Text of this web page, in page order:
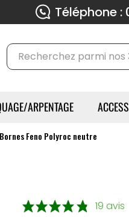
Téléphone :
ARPENTAGE
Bornes Feno Polyroc neutre
19 avis